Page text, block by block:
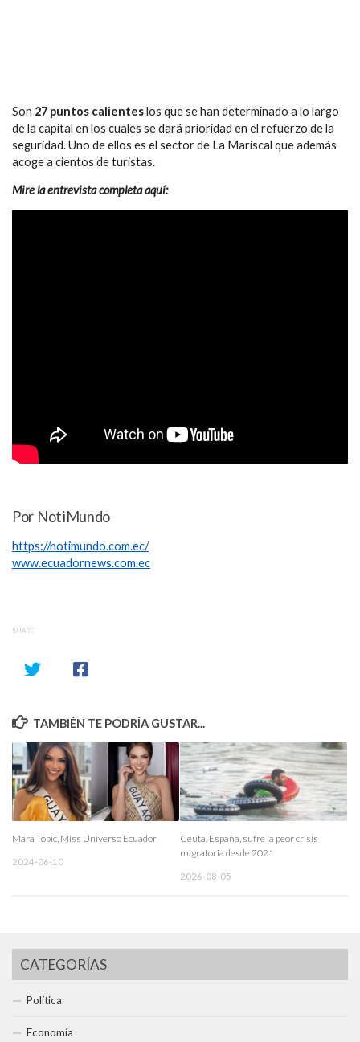
Son 27 puntos calienteslos que se han determinado a lo largo
de la capital en los cuales se dará prioridad en el refuerzo de la
seguridad. Uno de ellos es el sector de La Mariscal que además
acoge a cientos de turistas.
Mire la entrevista completa aquí:
Por NotiMundo
https://notimundo.com.ec/
www.ecuadornews.com.ec
SHARE
TAMBIÉN TE PODRÍA GUSTAR...
Mara Topic, Miss Universo Ecuador
2024-06-10
Ceuta, España, sufre la peor crisis
migratoria desde 2021
2026-08-05
CATEGORÍAS
Política
Economía